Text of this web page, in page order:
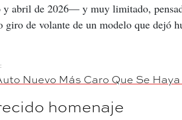
y abril de 2026— y muy limitado,
giro de volante de un modelo que dejó
Nuevo Más Caro Que Se
homenaje